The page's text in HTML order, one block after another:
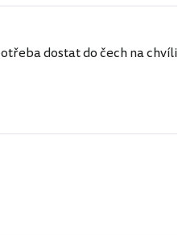
dostat do čech na chvíli